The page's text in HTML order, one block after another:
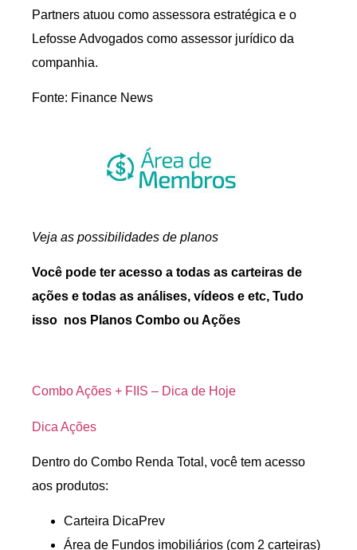
Partners atuou como assessora estratégica e o
Lefosse Advogados como assessor jurídico da
companhia.
Fonte: Finance News
Veja as possibilidades de planos
Você pode ter acesso a todas as carteiras de
ações e todas as análises, vídeos e etc, Tudo
isso nos Planos Combo ou Ações
Combo Ações + FIIS – Dica de Hoje
Dica Ações
Dentro do Combo Renda Total, você tem acesso
aos produtos:
Carteira DicaPrev
Área de Fundos imobiliários (com 2 carteiras)